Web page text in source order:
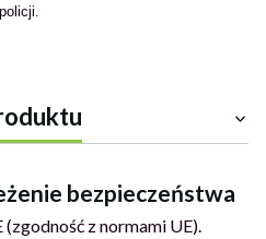
bezpieczeństwa
(zgodność z normami UE).